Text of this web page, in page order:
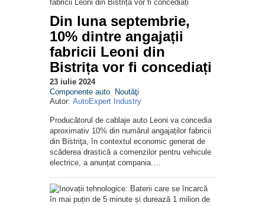
Din luna septembrie,
10% dintre angajații
fabricii Leoni din
Bistrița vor fi concediați
23 iulie 2024
Componente auto Noutăţi
Autor: AutoExpert Industry
Producătorul de cablaje auto Leoni va concedia
aproximativ 10% din numărul angajaților fabricii
din Bistriţa, în contextul economic generat de
scăderea drastică a comenzilor pentru vehicule
electrice, a anunțat compania.…